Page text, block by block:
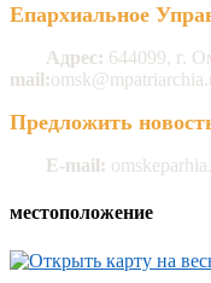
Епархиальное
Адрес: 644099, г.
mail:
Предложить
E-mail:
местоположение